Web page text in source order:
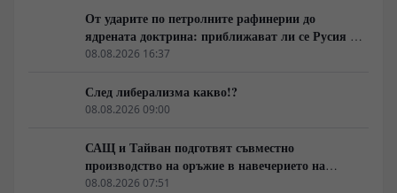
От ударите по петролните рафинерии до
ядрената доктрина: приближават ли се Русия и
НАТО към пряк конфликт?
08.08.2026 16:37
След либерализма какво!?
08.08.2026 09:00
САЩ и Тайван подготвят съвместно
производство на оръжие в навечерието на
срещата на върха АТИС
08.08.2026 07:51